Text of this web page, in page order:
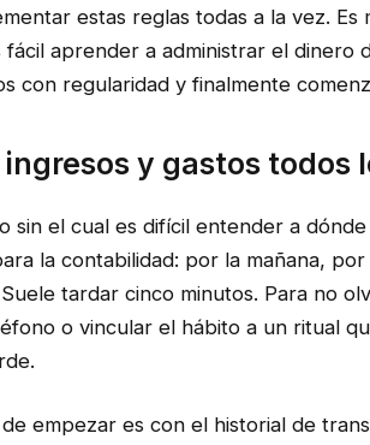
estas reglas todas a la vez.
fácil aprender a administrar el dinero
con regularidad y finalmente
ingresos y gastos todos
sin el cual es difícil entender a
la contabilidad: por la mañana,
tardar cinco minutos. Para no
o vincular el hábito a un ritual
empezar es con el historial de